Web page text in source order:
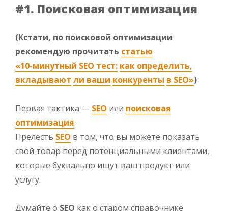
#1. Поисковая оптимизация
(Кстати, по поисковой оптимизации
рекомендую прочитать статью
«10-минутный SEO тест: как определить,
вкладывают ли ваши конкуренты в SEO»)
Первая тактика — SEO или поисковая
оптимизация.
Прелесть SEO в том, что вы можете показать
свой товар перед потенциальными клиентами,
которые буквально ищут ваш продукт или
услугу.
Думайте о SEO как о старом справочнике